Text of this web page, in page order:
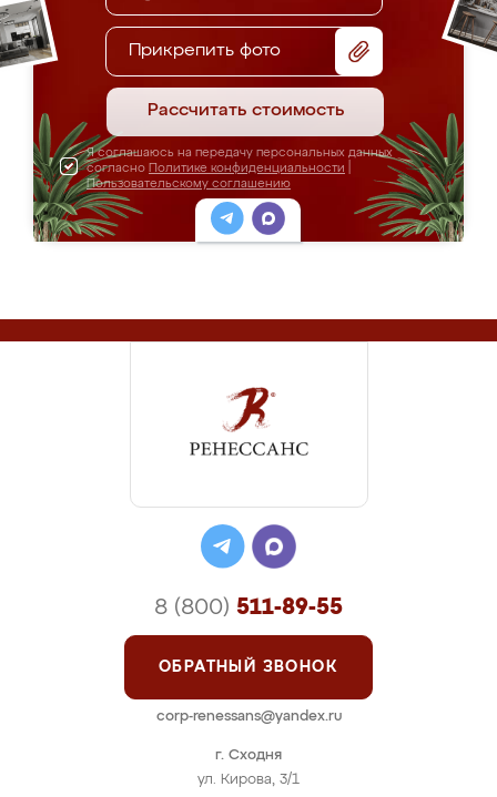
Прикрепить фото
Рассчитать стоимость
Я соглашаюсь на передачу персональных данных
согласно Политике конфиденциальности
Пользовательскому соглашению
г. Сходня
ул. Кирова, 3/1
8 (800) 511-89-55
ОБРАТНЫЙ ЗВОНОК
corp-renessans@yandex.ru